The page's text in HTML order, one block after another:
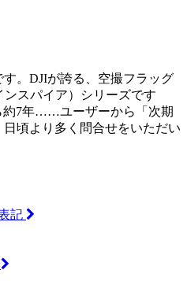
。DJIが誇る、空撮フラッグ
ンスパイア）シリーズです
約7年……ユーザーから「次期
頃より多く問合せをいただい
記